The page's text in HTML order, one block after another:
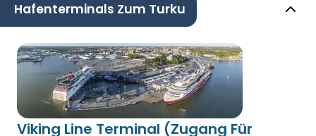
Hafenterminals Zum Turku
Viking Line Terminal (Zugang Für